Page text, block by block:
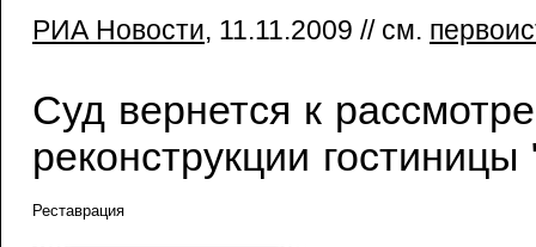
РИА Новости, 11.11.2009 // см.
Суд вернется к
реконструкции
Реставрация